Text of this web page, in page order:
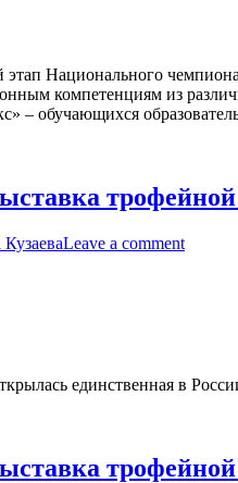
этап Национального
компетенциям из
– обучающихся
Leave a comment
единственная в